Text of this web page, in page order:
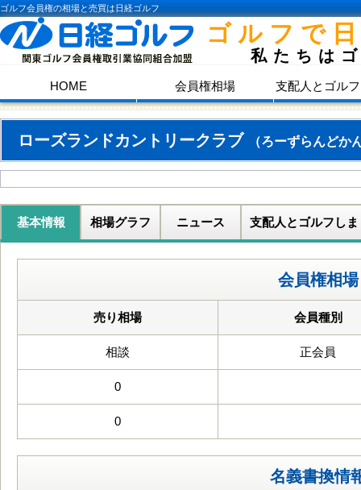
ゴルフ会員権の相場と売買は日経ゴルフ
ゴルフで
私たちは
HOME 会員権相場 支配人とゴル
ローズランドカントリークラブ （ろーずらんどか
基本情報 相場グラフ ニュース 支配人とゴルフしま
会員権相場
売り相場 会員種別
相談 正会員
0
0
名義書換情